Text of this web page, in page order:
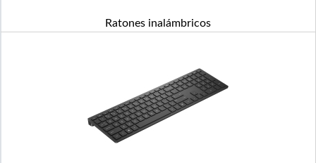
Ratones inalámbricos